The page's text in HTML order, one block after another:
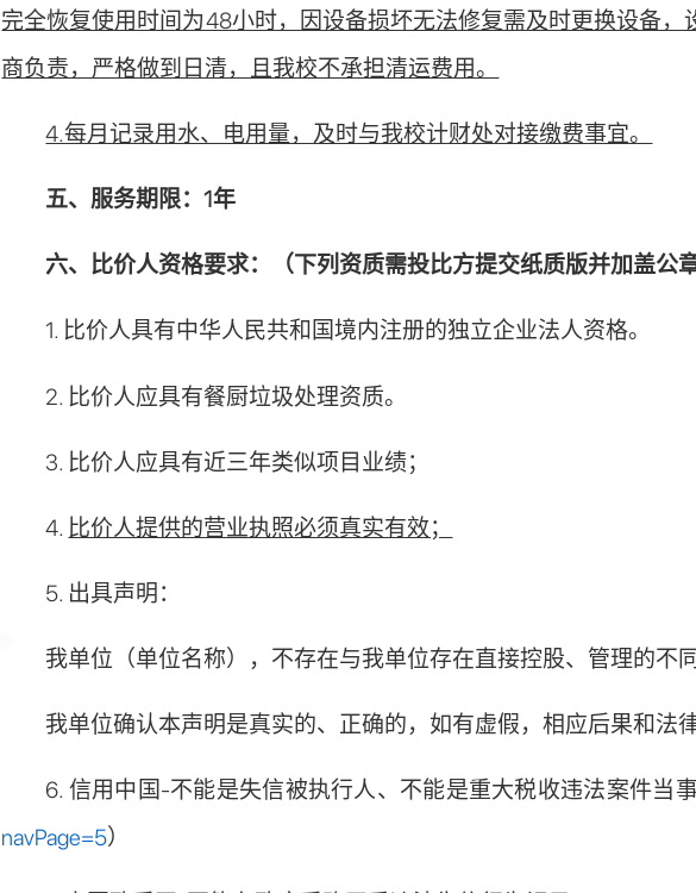
完全恢复使用时间为48小时，因设备损坏无法修复需及时更换设备
商负责，严格做到日清，且我校不承担清运费用。
4.每月记录用水、电用量，及时与我校计财处对接缴费事宜。
五、服务期限：1年
六、比价人资格要求：（下列资质需投比方提交纸质版并加盖公章
1. 比价人具有中华人民共和国境内注册的独立企业法人资格。
2. 比价人应具有餐厨垃圾处理资质。
3. 比价人应具有近三年类似项目业绩；
4. 比价人提供的营业执照必须真实有效；
5. 出具声明：
我单位（单位名称），不存在与我单位存在直接控股、管理的不
我单位确认本声明是真实的、正确的，如有虚假，相应后果和法
6. 信用中国-不能是失信被执行人、不能是重大税收违法案件当事
navPage=5）